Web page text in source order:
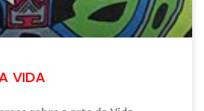
VIDA